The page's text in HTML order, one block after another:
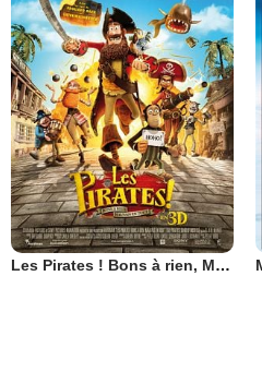
Les Pirates ! Bons à rien, Mauvais en tout